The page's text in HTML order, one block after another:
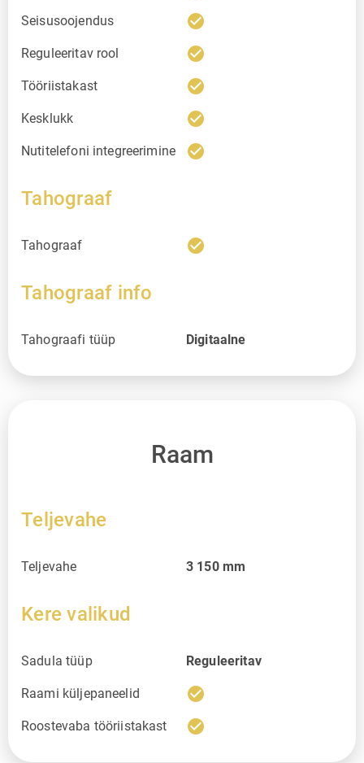
Seisusoojendus check_circle
Reguleeritav rool check_circle
Tööriistakast check_circle
Kesklukk check_circle
Nutitelefoni integreerimine check_circle
Tahograaf
Tahograaf check_circle
Tahograaf info
Tahograafi tüüp Digitaalne
Raam
Teljevahe
Teljevahe 3 150 mm
Kere valikud
Sadula tüüp Reguleeritav
Raami küljepaneelid check_circle
Roostevaba tööriistakast check_circle